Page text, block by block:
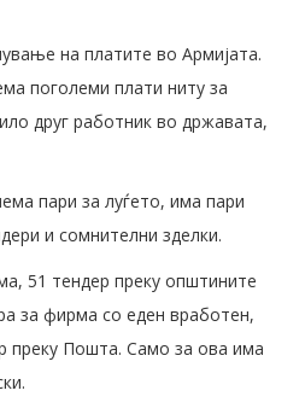
на платите во Армијата.
поголеми плати ниту за
друг работник во државата,
пари за луѓето, има пари
и сомнителни зделки.
51 тендер преку општините
за фирма со еден вработен,
преку Пошта. Само за ова има